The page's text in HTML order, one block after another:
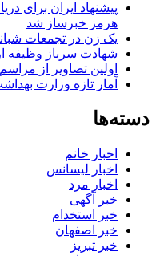
پیشنهاد ایران برای
هرمز خبرساز شد
یک زن در تجمعات
شهادت سرباز وظیفه
اولین تصاویر از
آمار تازه وزارت
دسته‌ها
اخبار خانم
اخبار لیسانس
اخبار مرد
خبر آگهی
خبر استخدام
خبر اصفهان
خبر تبریز